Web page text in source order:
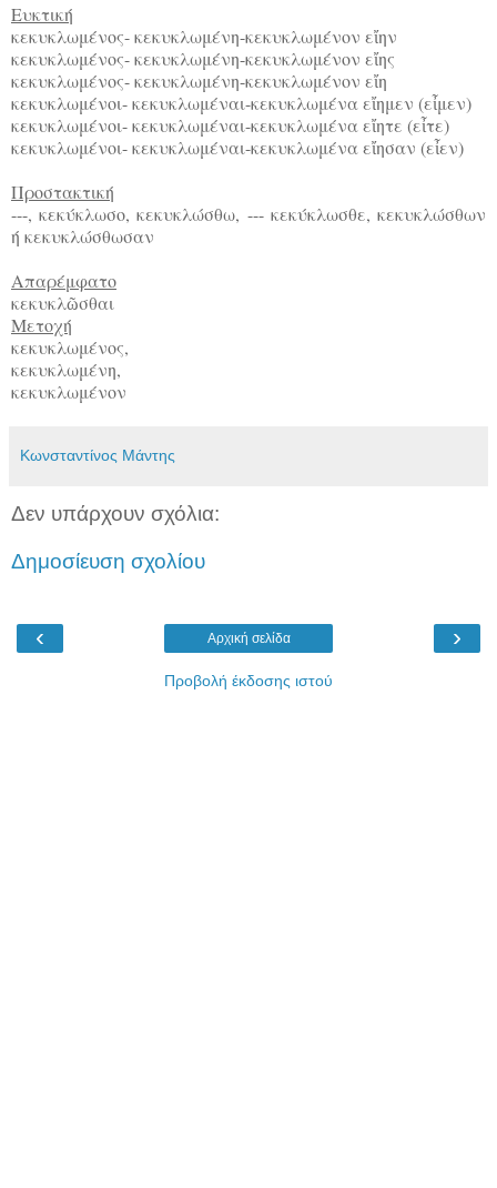
Ευκτική
κεκυκλωμένος- κεκυκλωμένη-κεκυκλωμένον εἴην
κεκυκλωμένος- κεκυκλωμένη-κεκυκλωμένον εἴης
κεκυκλωμένος- κεκυκλωμένη-κεκυκλωμένον εἴη
κεκυκλωμένοι- κεκυκλωμέναι-κεκυκλωμένα εἴημεν (εἶμεν)
κεκυκλωμένοι- κεκυκλωμέναι-κεκυκλωμένα εἴητε (εἶτε)
κεκυκλωμένοι- κεκυκλωμέναι-κεκυκλωμένα εἴησαν (εἶεν)
Προστακτική
---, κεκύκλωσο, κεκυκλώσθω, --- κεκύκλωσθε, κεκυκλώσθων
ή κεκυκλώσθωσαν
Απαρέμφατο
κεκυκλῶσθαι
Μετοχή
κεκυκλωμένος,
κεκυκλωμένη,
κεκυκλωμένον
Κωνσταντίνος Μάντης
Δεν υπάρχουν σχόλια:
Δημοσίευση σχολίου
‹ ›
Αρχική σελίδα
Προβολή έκδοσης ιστού